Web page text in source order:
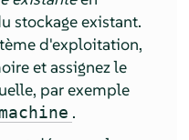
stockage existant.
d'exploitation,
et assignez le
par exemple
.